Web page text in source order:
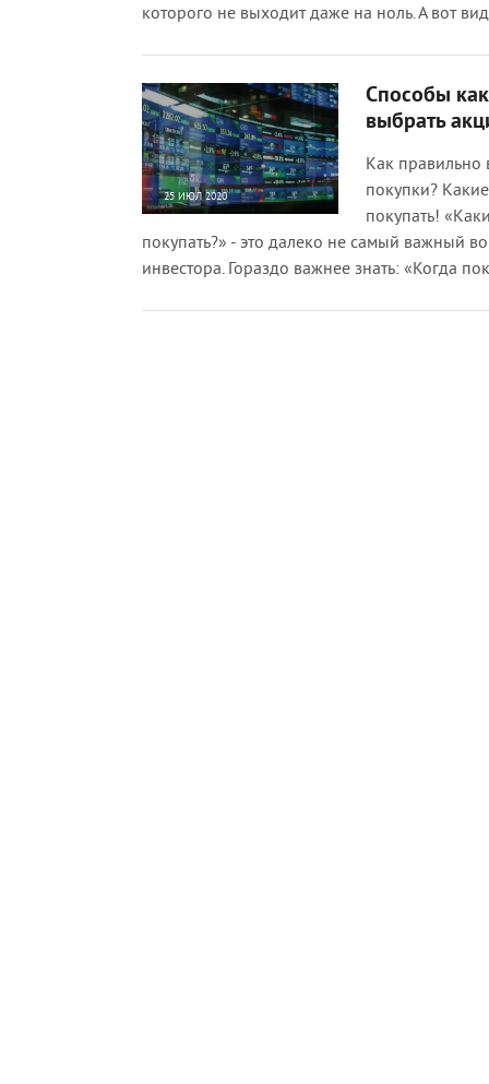
которого не выходит даже на ноль. А вот
25 ИЮЛ 2020
Способы
выбрать
Как правильно
покупки?
покупать!
покупать?» - это далеко не самый важный
инвестора. Гораздо важнее знать: «Когда